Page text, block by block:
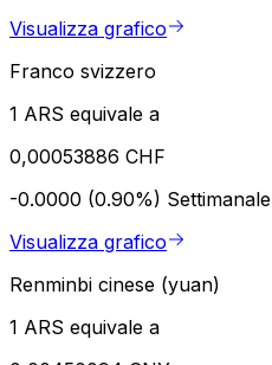
Visualizza grafico
Franco svizzero
1 ARS equivale a
0,00053886 CHF
-0.0000 (0.90%) Settimanale
Visualizza grafico
Renminbi cinese (yuan)
1 ARS equivale a